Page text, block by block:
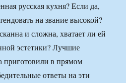
русская кухня? Если да,
на звание высокой?
и сложна, хватает ли ей
эстетики? Лучшие
приготовили в прямом
ответы на эти